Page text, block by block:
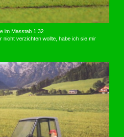
im Masstab 1:32
nicht verzichten wollte, habe ich sie mir